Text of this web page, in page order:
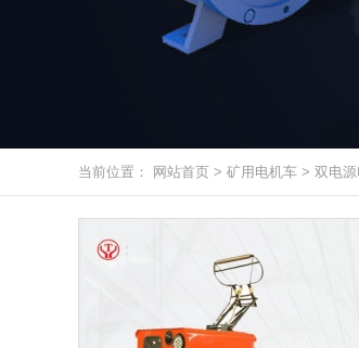
当前位置： 网站首页 > 矿用电机车 > 双电